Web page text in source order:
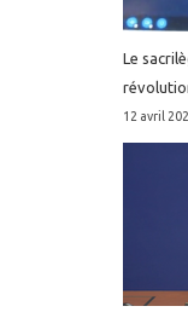
Le
12 avril